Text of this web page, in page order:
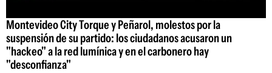
Montevideo City Torque y Peñarol, molestos por la
suspensión de su partido: los ciudadanos acusaron un
"hackeo" a la red lumínica y en el carbonero hay
"desconfianza"